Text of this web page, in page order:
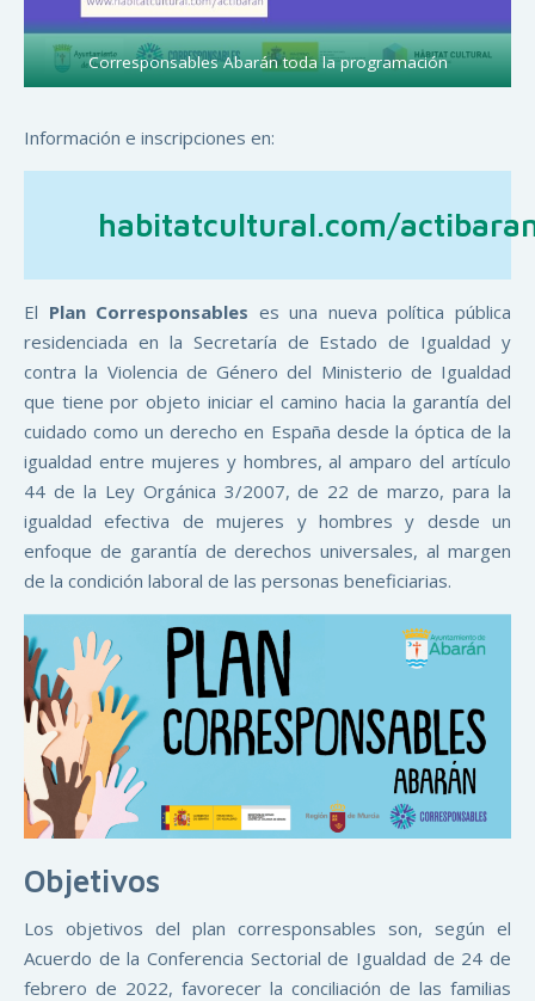
Corresponsables Abarán toda la programación
Información e inscripciones en:
habitatcultural.com/
El Plan Corresponsables es una nueva política pública
residenciada en la Secretaría de Estado de Igualdad y
contra la Violencia de Género del Ministerio de Igualdad
que tiene por objeto iniciar el camino hacia la garantía del
cuidado como un derecho en España desde la óptica de la
igualdad entre mujeres y hombres, al amparo del artículo
44 de la Ley Orgánica 3/2007, de 22 de marzo, para la
igualdad efectiva de mujeres y hombres y desde un
enfoque de garantía de derechos universales, al margen
de la condición laboral de las personas beneficiarias.
Objetivos
Los objetivos del plan corresponsables son, según el
Acuerdo de la Conferencia Sectorial de Igualdad de 24 de
febrero de 2022, favorecer la conciliación de las familias